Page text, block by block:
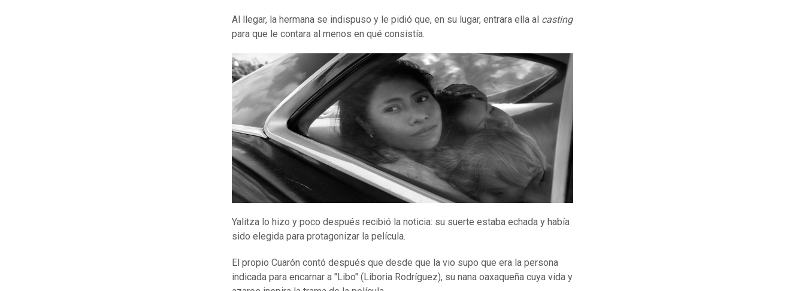
Al llegar, la hermana se indispuso y le pidió que, en su lugar, entrara ella al casting
para que le contara al menos en qué consistía.
Yalitza lo hizo y poco después recibió la noticia: su suerte estaba echada y había
sido elegida para protagonizar la película.
El propio Cuarón contó después que desde que la vio supo que era la persona
indicada para encarnar a "Libo" (Liboria Rodríguez), su nana oaxaqueña cuya vida y